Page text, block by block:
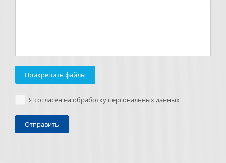
Прикрепить файлы
Я согласен на обработку персональных данных